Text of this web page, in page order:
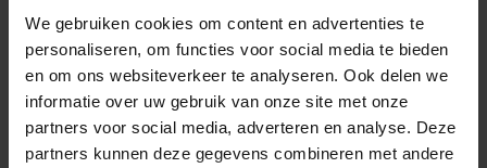
We gebruiken cookies om content en advertenties te
personaliseren, om functies voor social media te bieden
en om ons websiteverkeer te analyseren. Ook delen we
informatie over uw gebruik van onze site met onze
partners voor social media, adverteren en analyse. Deze
partners kunnen deze gegevens combineren met andere
Kosteneinsparungen
: Durch die interne Durchführung
von Schulungen sparen wir externe Schulungskosten
ein und können die Inhalte vollständig auf unsere
eigenen Prozesse abstimmen.